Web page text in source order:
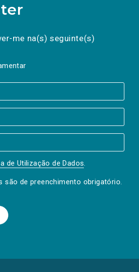
me na(s) seguinte(s)
de Utilização de Dados.
são de preenchimento obrigatório.